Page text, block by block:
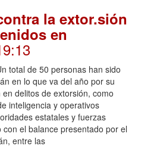
la extor.sión
en
total de 50 personas han sido
en lo que va del año por su
delitos de extorsión, como
inteligencia y operativos
estatales y fuerzas
el balance presentado por el
entre las